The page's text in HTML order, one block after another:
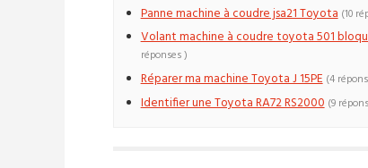
Panne machine à coudre jsa21 Toyota (10
Volant machine à coudre toyota 501
réponses )
Réparer ma machine Toyota J 15PE (4
Identifier une Toyota RA72 RS2000 (9